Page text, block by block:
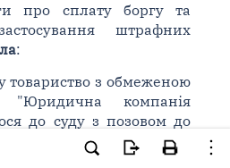
про сплату боргу та
штрафних
:
товариство з обмеженою
"Юридична компанія
до суду з позовом до
фонду України в
районі м. Вінниці про